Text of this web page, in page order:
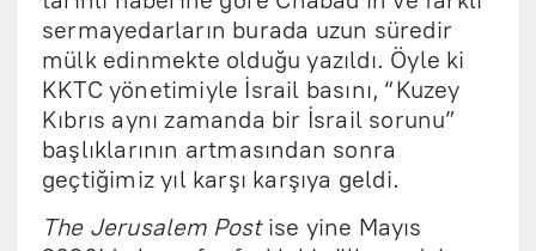
sermayedarların burada uzun süredir
mülk edinmekte olduğu yazıldı. Öyle ki
KKTC yönetimiyle İsrail basını, “Kuzey
Kıbrıs aynı zamanda bir İsrail sorunu”
başlıklarının artmasından sonra
geçtiğimiz yıl karşı karşıya geldi.
The Jerusalem Postise yine Mayıs